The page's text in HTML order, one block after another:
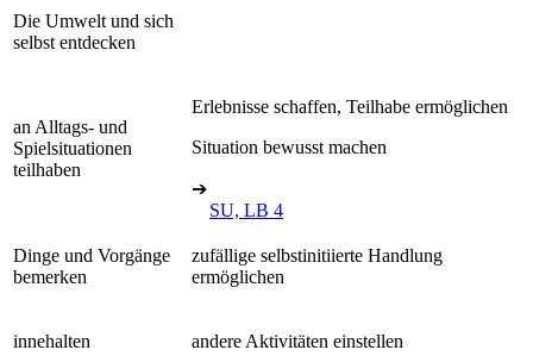
Die Umwelt und sich
selbst entdecken
an Alltags- und
Spielsituationen
teilhaben
Erlebnisse schaffen, Teilhabe ermöglichen
Situation bewusst machen
➔
SU, LB 4
Dinge und Vorgänge
bemerken
zufällige selbstinitiierte Handlung
ermöglichen
innehalten andere Aktivitäten einstellen